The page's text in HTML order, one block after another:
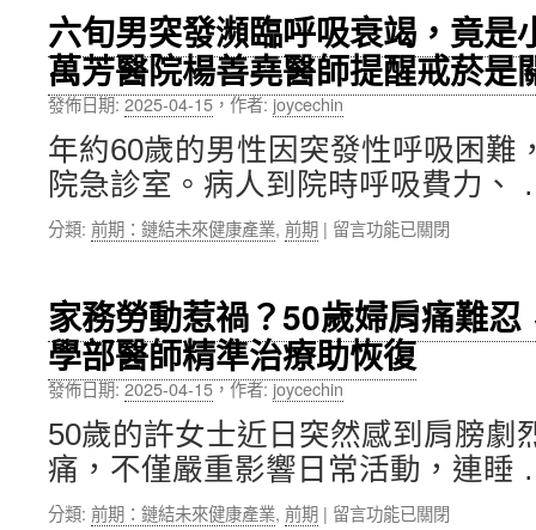
愛
好
者
重
傷
難
行，
萬
芳
醫
微
創
手
術
與
復
健
讓
再
六旬男突發瀕臨呼吸衰竭，竟是
萬芳醫院楊善堯醫師提醒戒菸是
發佈日期:2025-04-15，作者: joycechin
年約60歲的男性因突發性呼吸困難
院急診室。病人到院時呼吸費力
分類: 前期：鏈結未來健康產業, 前期 | 在
男
突
發
瀕
臨
呼
吸
衰
竭，
竟
留言功能已關閉
家務勞動惹禍？50歲婦肩痛難
學部醫師精準治療助恢復
發佈日期:2025-04-15，作者: joycechin
50歲的許女士近日突然感到肩膀劇
痛，不僅嚴重影響日常活動，連
分類: 前期：鏈結未來健康產業, 前期 | 在
留言功能已關閉